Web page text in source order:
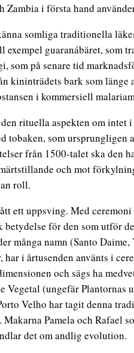
Zambia i första hand
somliga traditionella
exempel guaranábäret, som
som på senare tid
kininträdets bark som länge
i kommersiell
rituella aspekten om intet
tobaken, som ursprungligen
från 1500-talet ska den
och mot
roll.
ett uppsving. Med ceremoni
för den som utför
många namn (Santo Daime,
har i årtusenden använts i
och sägs ha
Vegetal (ungefär Plantornas
Velho har tagit denna
Pamela och Rafael
det om andlig evolution.